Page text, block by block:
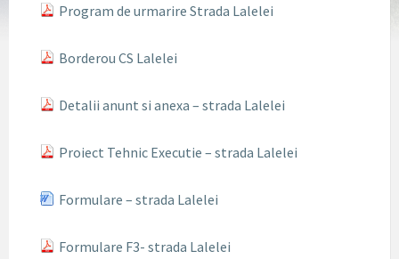
Program de urmarire Strada Lalelei
Borderou CS Lalelei
Detalii anunt si anexa – strada Lalelei
Proiect Tehnic Executie – strada Lalelei
Formulare – strada Lalelei
Formulare F3- strada Lalelei